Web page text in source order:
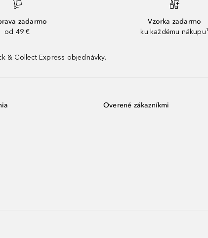
zadarmo
od 49 €
Vzorka zadarmo
ku každému nákupu¹
& Collect Express objednávky.
Overené zákazníkmi